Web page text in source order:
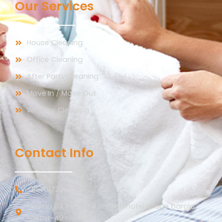
Our Services
House Cleaning
Office Cleaning
After Party Cleaning
Move In / Move Out
Window Cleaning
Contact Info
+91 7017220754
Gali no 03, near the ritvaan hotel village barola
sector-49 noida